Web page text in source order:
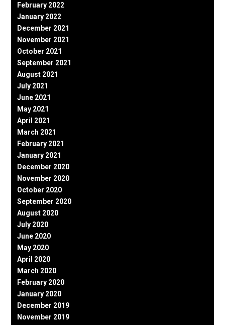
February 2022
January 2022
December 2021
November 2021
October 2021
September 2021
August 2021
July 2021
June 2021
May 2021
April 2021
March 2021
February 2021
January 2021
December 2020
November 2020
October 2020
September 2020
August 2020
July 2020
June 2020
May 2020
April 2020
March 2020
February 2020
January 2020
December 2019
November 2019